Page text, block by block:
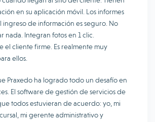
en su aplicación móvil. Los informes
ingreso de información es seguro. No
nada. Integran fotos en 1 clic.
el cliente firme. Es realmente muy
ellos.
Praxedo ha logrado todo un desafío en
El software de gestión de servicios de
todos estuvieran de acuerdo: yo, mi
mi gerente administrativo y